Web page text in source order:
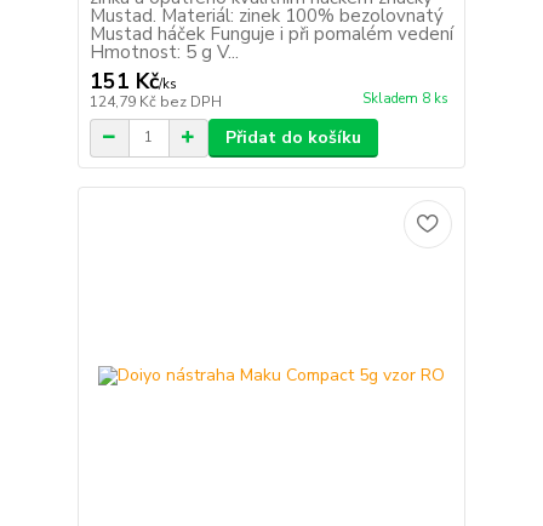
Mustad. Materiál: zinek 100% bezolovnatý
Mustad háček Funguje i při pomalém vedení
Hmotnost: 5 g V...
151 Kč/ks
124,79 Kč bez DPH Skladem 8 ks
Přidat do košíku